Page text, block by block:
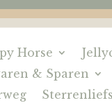
Horse
& Sparen
Sterrenliefs